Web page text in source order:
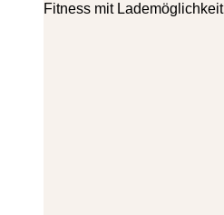
Fitness mit Lademöglichkeit